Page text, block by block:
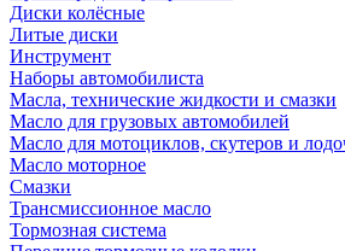
Диски колёсные
Литые диски
Инструмент
Наборы автомобилиста
Масла, технические жидкости и смазки
Масло для грузовых автомобилей
Масло для мотоциклов, скутеров и
Масло моторное
Смазки
Трансмиссионное масло
Тормозная система